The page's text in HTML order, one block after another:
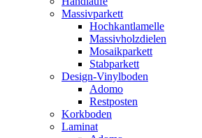
Massivparkett
Hochkantlamelle
Massivholzdielen
Mosaikparkett
Stabparkett
Design-Vinylboden
Adomo
Restposten
Korkboden
Laminat